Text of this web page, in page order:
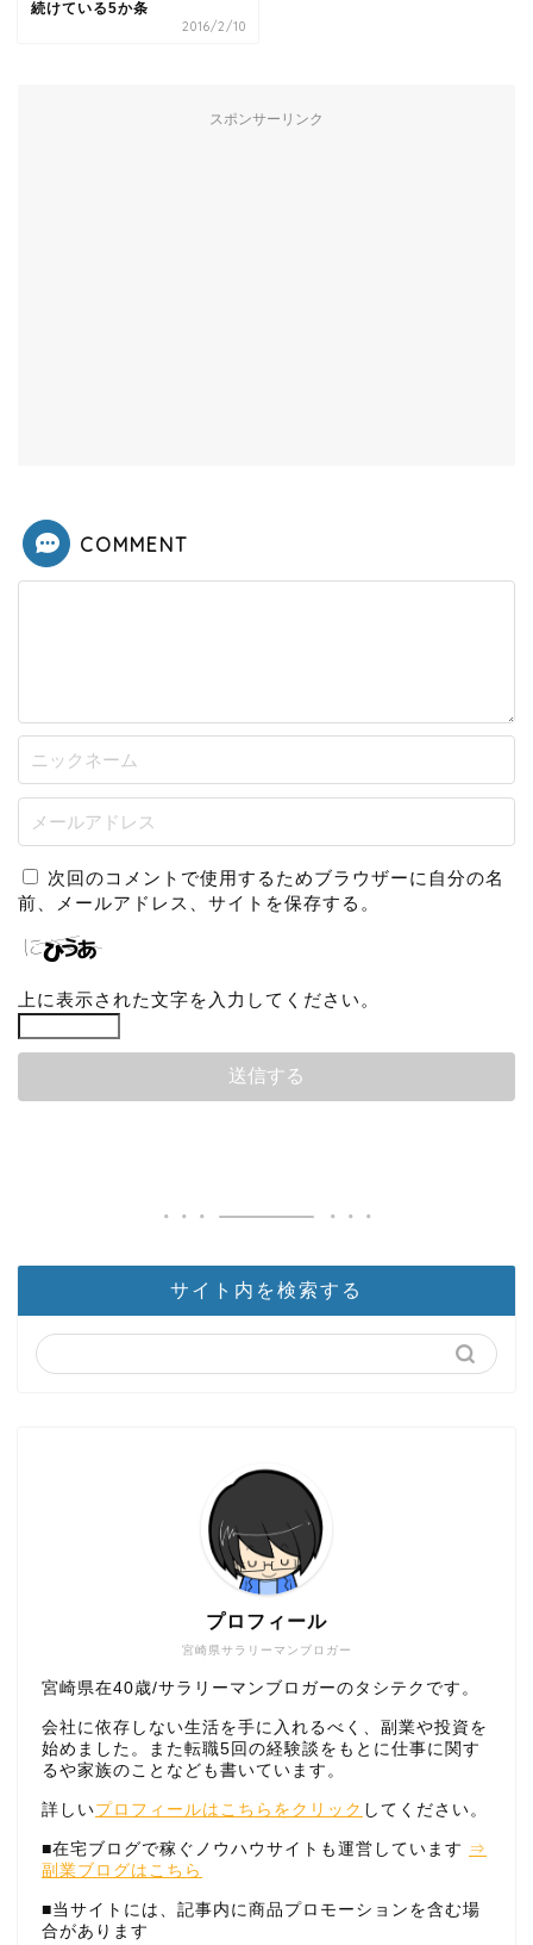
続けている5か条
2016/2/10
スポンサーリンク
COMMENT
次回のコメントで使用するためブラウザーに自分の名
前、メールアドレス、サイトを保存する。
上に表示された文字を入力してください。
サイト内を検索する
宮崎県サラリーマンブロガー
プロフィール
宮崎県在40歳/サラリーマンブロガーのタシテクです。
会社に依存しない生活を手に入れるべく、副業や投資を
始めました。また転職5回の経験談をもとに仕事に関す
るや家族のことなども書いています。
詳しいプロフィールはこちらをクリック してください。
■在宅ブログで稼ぐノウハウサイトも運営しています ⇒
副業ブログはこちら
■当サイトには、記事内に商品プロモーションを含む場
合があります